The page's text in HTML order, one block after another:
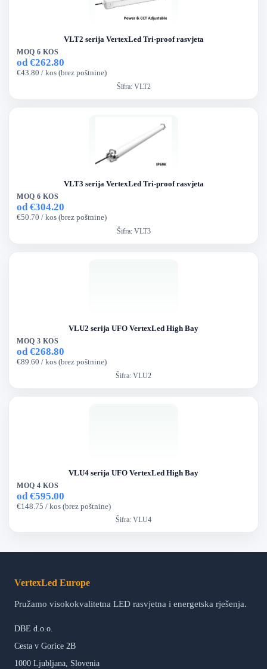
VLT2 serija VertexLed Tri-proof rasvjeta
MOQ 6 KOS
od €262.80
€43.80 / kos (brez poštnine)
Šifra: VLT2
VLT3 serija VertexLed Tri-proof rasvjeta
MOQ 6 KOS
od €304.20
€50.70 / kos (brez poštnine)
Šifra: VLT3
VLU2 serija UFO VertexLed High Bay
MOQ 3 KOS
od €268.80
€89.60 / kos (brez poštnine)
Šifra: VLU2
VLU4 serija UFO VertexLed High Bay
MOQ 4 KOS
od €595.00
€148.75 / kos (brez poštnine)
Šifra: VLU4
VertexLed Europe
Pružamo visokokvalitetna LED rasvjetna i energetska rješenja.
DBE d.o.o.
Cesta v Gorice 2B
1000 Ljubljana, Slovenia